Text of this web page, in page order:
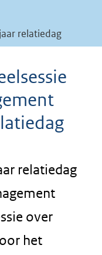
relatiedag
relatiedag
over
het